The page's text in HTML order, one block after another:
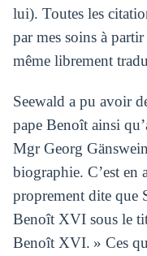
lui). Toutes les
par mes soins à partir
même librement
Seewald a pu avoir
pape Benoît ainsi
Mgr Georg
biographie. C’est en
proprement dite que
Benoît XVI sous le
Benoît XVI. » Ces